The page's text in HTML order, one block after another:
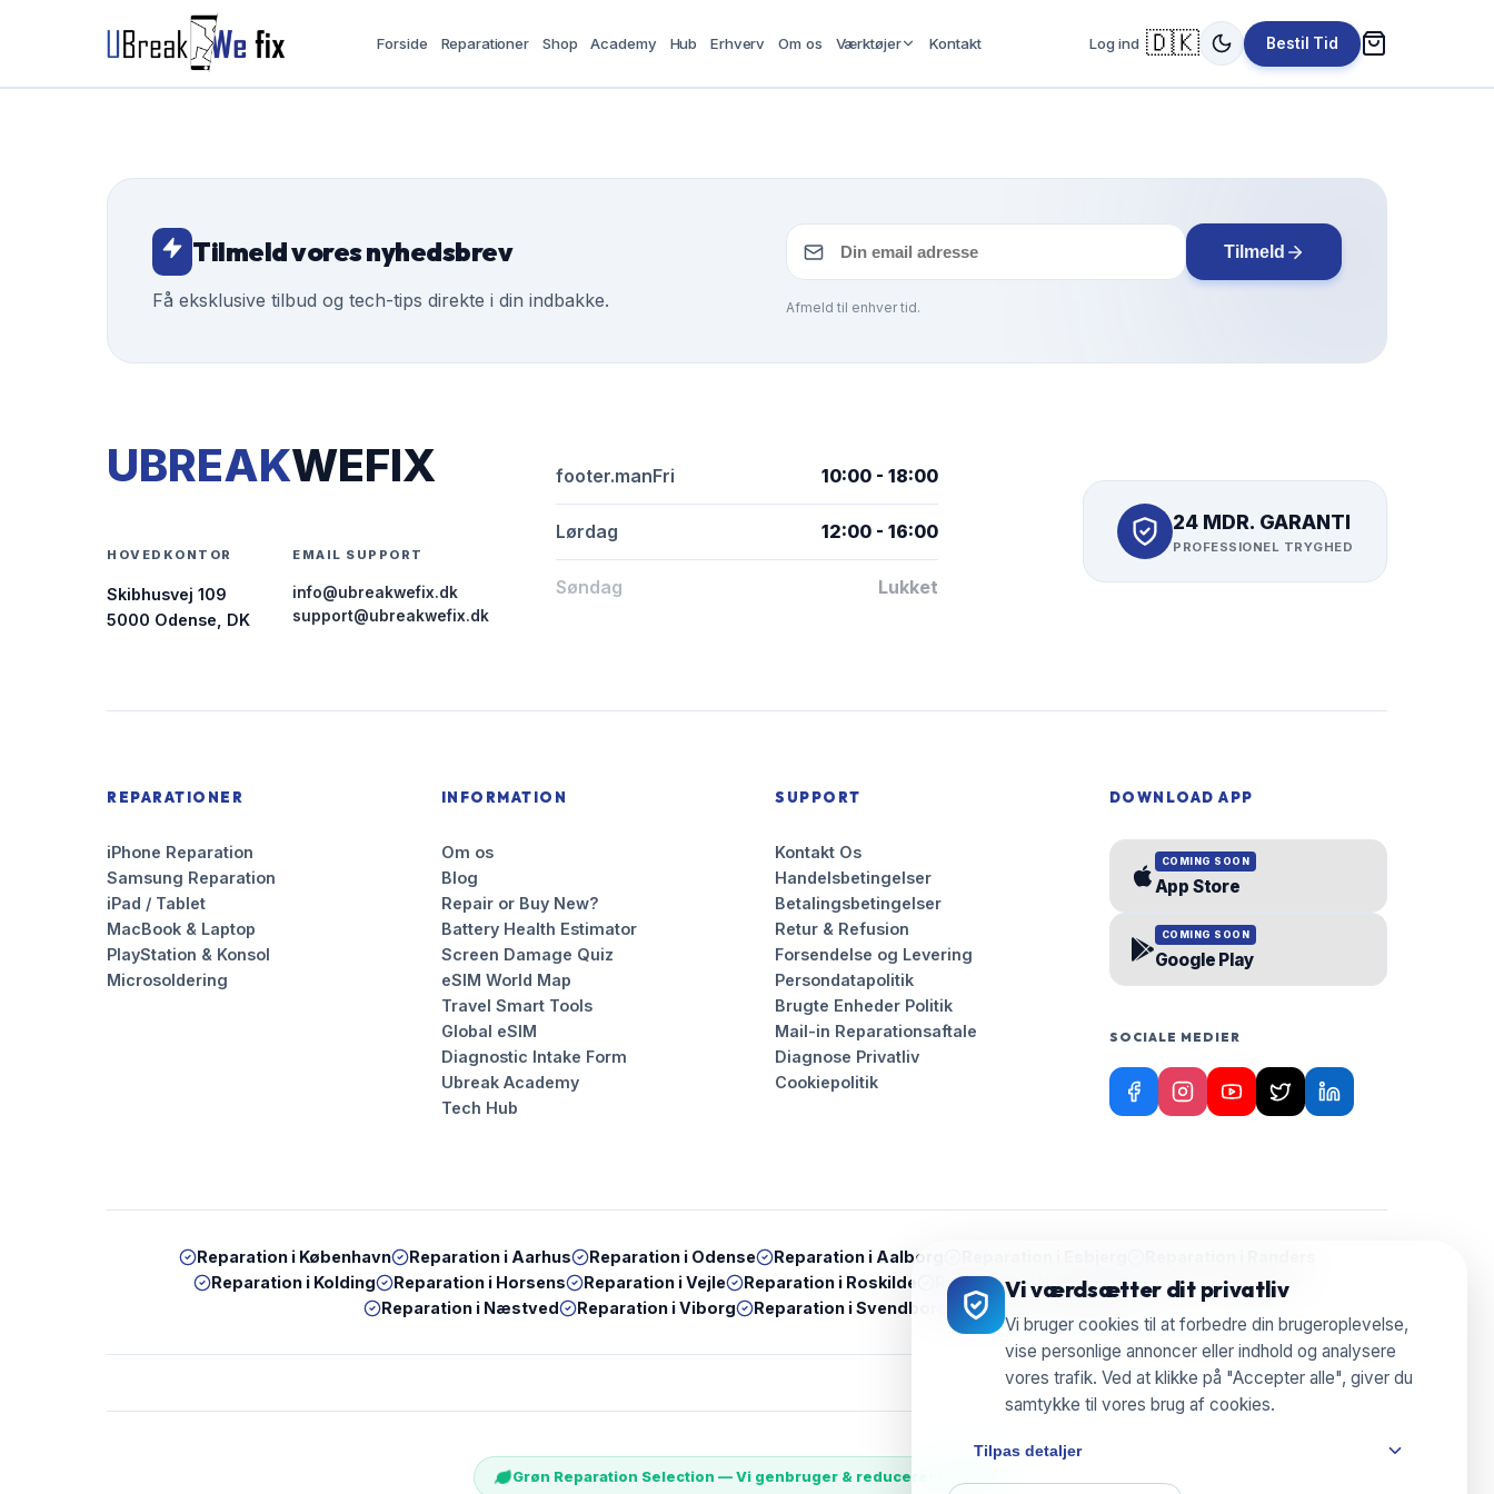
Forside Reparationer Shop Academy Hub Erhverv Om os Værktøjer Kontakt Log ind 🇩🇰 Bestil Tid
Vi værdsætter dit privatliv
Vi bruger cookies til at forbedre din brugeroplevelse,
vise personlige annoncer eller indhold og analysere
vores trafik. Ved at klikke på "Accepter alle", giver du
samtykke til vores brug af cookies.
Tilpas detaljer
Tilmeld vores nyhedsbrev
Få eksklusive tilbud og tech-tips direkte i din indbakke.
Tilmeld
Afmeld til enhver tid.
UBREAKWEFIX
HOVEDKONTOR
Skibhusvej 109
5000 Odense, DK
EMAIL SUPPORT
info@ubreakwefix.dk
support@ubreakwefix.dk
footer.manFri 10:00 - 18:00
Lørdag 12:00 - 16:00
Søndag Lukket
24 MDR. GARANTI
PROFESSIONEL TRYGHED
REPARATIONER
iPhone Reparation
Samsung Reparation
iPad / Tablet
MacBook & Laptop
PlayStation & Konsol
Microsoldering
INFORMATION
Om os
Blog
Repair or Buy New?
Battery Health Estimator
Screen Damage Quiz
eSIM World Map
Travel Smart Tools
Global eSIM
Diagnostic Intake Form
Ubreak Academy
Tech Hub
SUPPORT
Kontakt Os
Handelsbetingelser
Betalingsbetingelser
Retur & Refusion
Forsendelse og Levering
Persondatapolitik
Brugte Enheder Politik
Mail-in Reparationsaftale
Diagnose Privatliv
Cookiepolitik
DOWNLOAD APP
COMING SOON
App Store
COMING SOON
Google Play
SOCIALE MEDIER
Reparation i København Reparation i Aarhus Reparation i Odense Reparation i Aalborg
Reparation i Kolding Reparation i Horsens Reparation iVejle Reparation i Roskilde Reparation i Herning Reparation iSilkeborg
Reparation i Næstved Reparation iViborg Reparation iSvendborg Reparation i
Grøn Reparation Selection — Vi genbruger & reducerer e-waste